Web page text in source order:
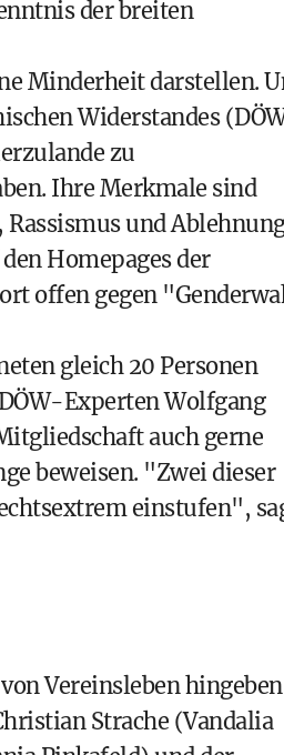
der breiten
Minderheit darstellen.
Widerstandes
zu
Ihre Merkmale sind
und
Homepages der
offen gegen
gleich 20 Personen
Experten Wolfgang
auch gerne
beweisen. "Zwei dieser
einstufen",
Vereinsleben
Strache (Vandalia